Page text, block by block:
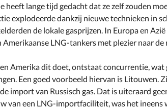
heeft lange tijd gedacht dat ze zelf zouden
explodeerde dankzij nieuwe technieken in
de lokale gasprijzen. In Europa en
Amerikaanse LNG-tankers met plezier naar de
Amerika dit doet, ontstaat concurrentie, wat
Een goed voorbeeld hiervan is Litouwen.
import van Russisch gas. Dat is uiteraard
van een LNG-importfaciliteit, was het